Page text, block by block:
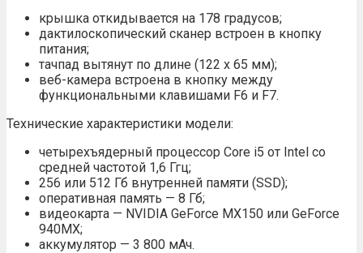
крышка откидывается на 178 градусов;
дактилоскопический сканер встроен в кнопку
питания;
тачпад вытянут по длине (122 х 65 мм);
веб-камера встроена в кнопку между
функциональными клавишами F6 и F7.
Технические характеристики модели:
четырехъядерный процессор Core i5 от Intel со
средней частотой 1,6 Ггц;
256 или 512 Гб внутренней памяти (SSD);
оперативная память — 8 Гб;
видеокарта — NVIDIA GeForce MX150 или GeForce
940MX;
аккумулятор — 3 800 мАч.